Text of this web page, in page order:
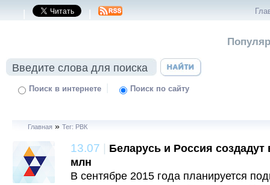
| |
Поиск в интернете | Поиск по сайту
Главная » Тег: РВК
13.07 | Беларусь и Россия
млн
В сентябре 2015 года планируется